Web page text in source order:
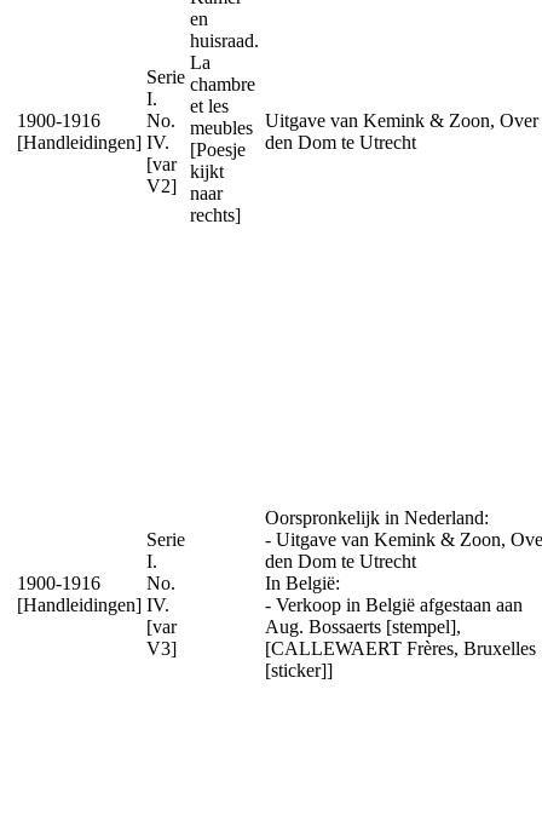
en
huisraad.
La
chambre
et les
meubles
[Poesje
kijkt
naar
rechts]
1900-1916
[Handleidingen]
Serie
I.
No.
IV.
[var
V2]
Uitgave van Kemink & Zoon, Over
den Dom te Utrecht
1900-1916
[Handleidingen]
Serie
I.
No.
IV.
[var
V3]
Oorspronkelijk in Nederland:
- Uitgave van Kemink & Zoon,
den Dom te Utrecht
In België:
- Verkoop in België afgestaan aan
Aug. Bossaerts [stempel],
[CALLEWAERT Frères, Bruxelles
[sticker]]